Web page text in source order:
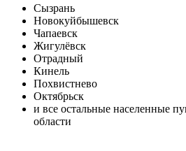
Сызрань
Новокуйбышевск
Чапаевск
Жигулёвск
Отрадный
Кинель
Похвистнево
Октябрьск
и все остальные населенные
области